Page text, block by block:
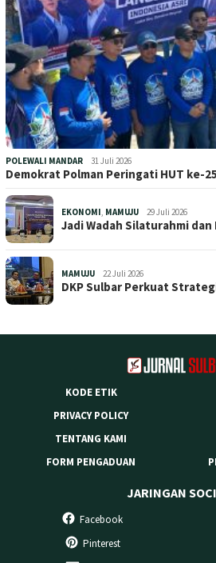
POLEWALI MANDAR 31 Juli 2026
Demokrat Polman Peringati HUT ke-
EKONOMI, MAMUJU 29 Juli 2026
Jadi Wadah Silaturahmi
MAMUJU 22 Juli 2026
DKP Sulbar Perkuat
KODE ETIK
PRIVACY POLICY
TENTANG KAMI
FORM PENGADUAN
JARINGAN
Facebook
Pinterest